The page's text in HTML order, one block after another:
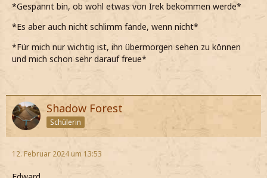
*Gespannt bin, ob wohl etwas von Irek bekommen werde*
*Es aber auch nicht schlimm fände, wenn nicht*
*Für mich nur wichtig ist, ihn übermorgen sehen zu können
und mich schon sehr darauf freue*
Shadow Forest
Schülerin
12. Februar 2024 um 13:53